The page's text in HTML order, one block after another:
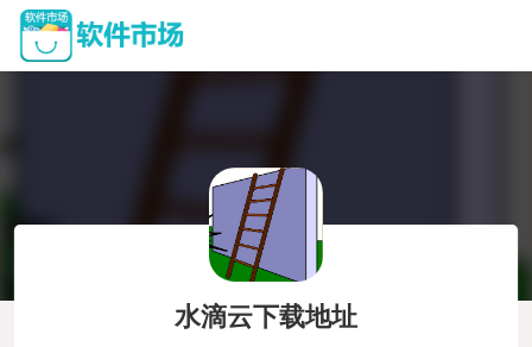
水滴云下载地址